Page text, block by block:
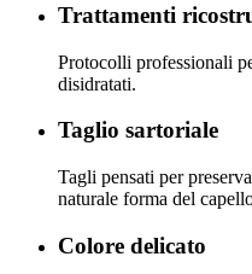
Trattamenti
Protocolli professionali
disidratati.
Taglio sartoriale
Tagli pensati per
naturale forma del
Colore delicato